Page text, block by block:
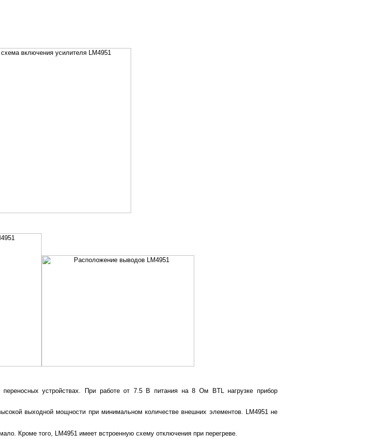
устройствах. При работе от 7.5 В питания на 8 Ом BTL нагрузке прибор
выходной мощности при минимальном количестве внешних элементов. LM4951 не
Кроме того, LM4951 имеет встроенную схему отключения при перегреве.